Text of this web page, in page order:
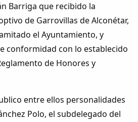
Barriga que recibido la
de Garrovillas de Alconétar,
el Ayuntamiento, y
conformidad con lo establecido
de Honores y
entre ellos personalidades
Polo, el subdelegado del